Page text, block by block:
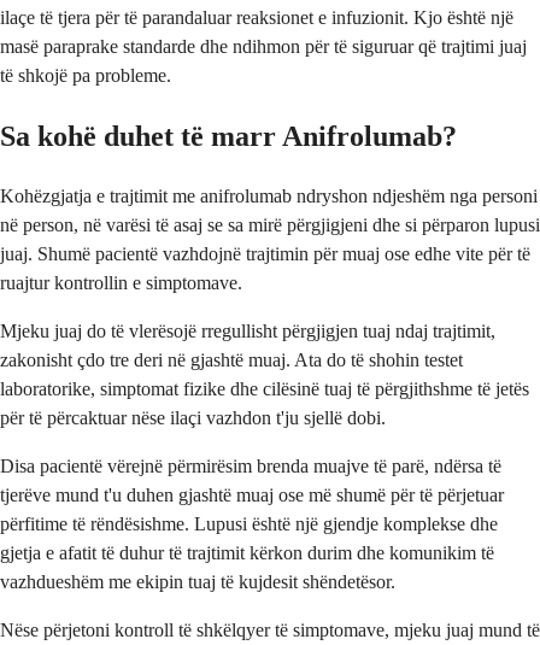
ilaçe të tjera për të parandaluar reaksionet e infuzionit. Kjo është një
masë paraprake standarde dhe ndihmon për të siguruar që trajtimi juaj
të shkojë pa probleme.
Sa kohë duhet të marr Anifrolumab?
Kohëzgjatja e trajtimit me anifrolumab ndryshon ndjeshëm nga personi
në person, në varësi të asaj se sa mirë përgjigjeni dhe si përparon lupusi
juaj. Shumë pacientë vazhdojnë trajtimin për muaj ose edhe vite për të
ruajtur kontrollin e simptomave.
Mjeku juaj do të vlerësojë rregullisht përgjigjen tuaj ndaj trajtimit,
zakonisht çdo tre deri në gjashtë muaj. Ata do të shohin testet
laboratorike, simptomat fizike dhe cilësinë tuaj të përgjithshme të jetës
për të përcaktuar nëse ilaçi vazhdon t'ju sjellë dobi.
Disa pacientë vërejnë përmirësim brenda muajve të parë, ndërsa të
tjerëve mund t'u duhen gjashtë muaj ose më shumë për të përjetuar
përfitime të rëndësishme. Lupusi është një gjendje komplekse dhe
gjetja e afatit të duhur të trajtimit kërkon durim dhe komunikim të
vazhdueshëm me ekipin tuaj të kujdesit shëndetësor.
Nëse përjetoni kontroll të shkëlqyer të simptomave, mjeku juaj mund të